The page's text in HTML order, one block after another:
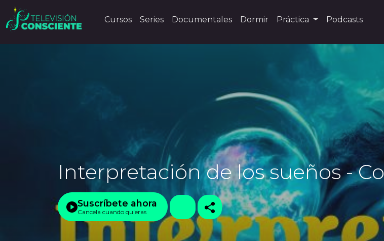
Cursos Series Documentales Dormir Práctica Podcasts
Interpretación de los sueños -
Suscríbete ahora
Cancela cuando quieras